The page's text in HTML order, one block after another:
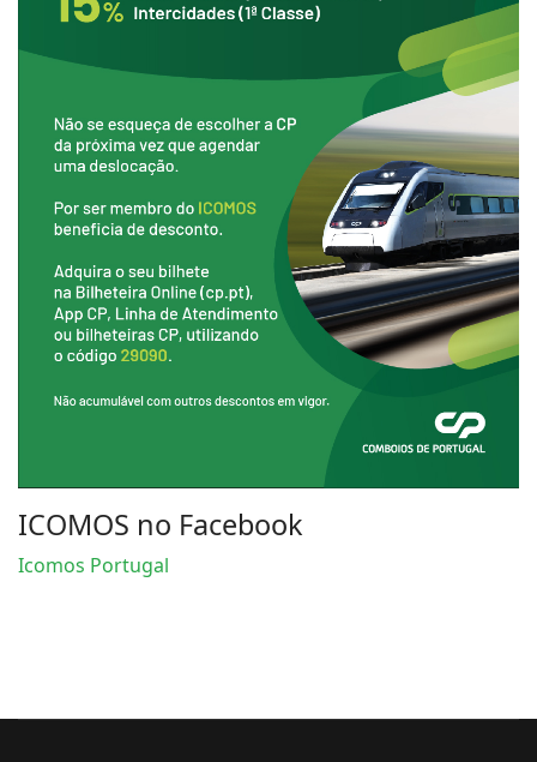
ICOMOS no Facebook
Icomos Portugal